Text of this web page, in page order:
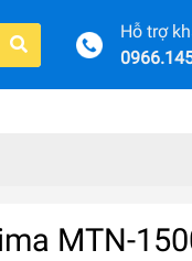
Hỗ trợ
MTN-